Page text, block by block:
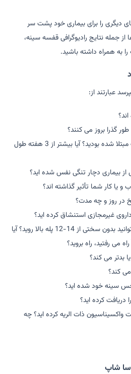
دیگری را برای بیماری خود پشت سر
جمله نتایج رادیوگرافی قفسه سینه،
به همراه داشته باشید.
عبارتند از:
گذرا بروز می کنند؟
آیا پیش از این به برونشیت مبتلا شده بودید؟ آیا بیشتر از 3 هفته طول
بیماری دچار تنگی نفس شده اید؟
و یا کار شما تأثیر گذاشته اند؟
در روز و چه مدت؟
غیرمجازی استنشاق کرده اید؟
آیا ورزش می کنید؟ آیا می توانید بدون سختی از 14-12 پله بالا روید؟ آیا
می رفتید، راه بروید؟
بدتر می کند؟
کند؟
سینه خود شده اید؟
دریافت کرده اید؟
واکسیناسیون ذات الریه کرده اید؟ چه
شاپ